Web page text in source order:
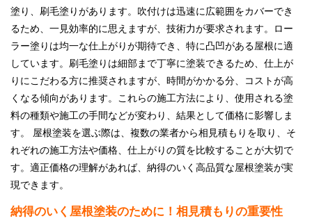
塗り、刷毛塗りがあります。吹付けは迅速に広範囲をカバーでき
るため、一見効率的に思えますが、技術力が要求されます。ロー
ラー塗りは均一な仕上がりが期待でき、特に凸凹がある屋根に適
しています。刷毛塗りは細部まで丁寧に塗装できるため、仕上が
りにこだわる方に推奨されますが、時間がかかる分、コストが高
くなる傾向があります。これらの施工方法により、使用される塗
料の種類や施工の手間などが変わり、結果として価格に影響しま
す。 屋根塗装を選ぶ際は、複数の業者から相見積もりを取り、そ
れぞれの施工方法や価格、仕上がりの質を比較することが大切で
す。適正価格の理解があれば、納得のいく高品質な屋根塗装が実
現できます。
納得のいく屋根塗装のために！相見積もりの重要性